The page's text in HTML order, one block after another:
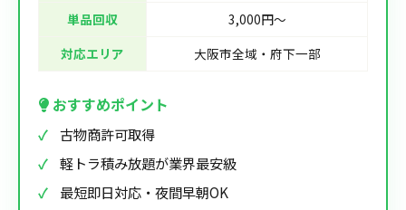
単品回収
3,000円〜
対応エリア
大阪市全域・府下一部
おすすめポイント
古物商許可取得
軽トラ積み放題が業界最安級
最短即日対応・夜間早朝OK